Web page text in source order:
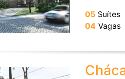
05Suítes
04Vagas